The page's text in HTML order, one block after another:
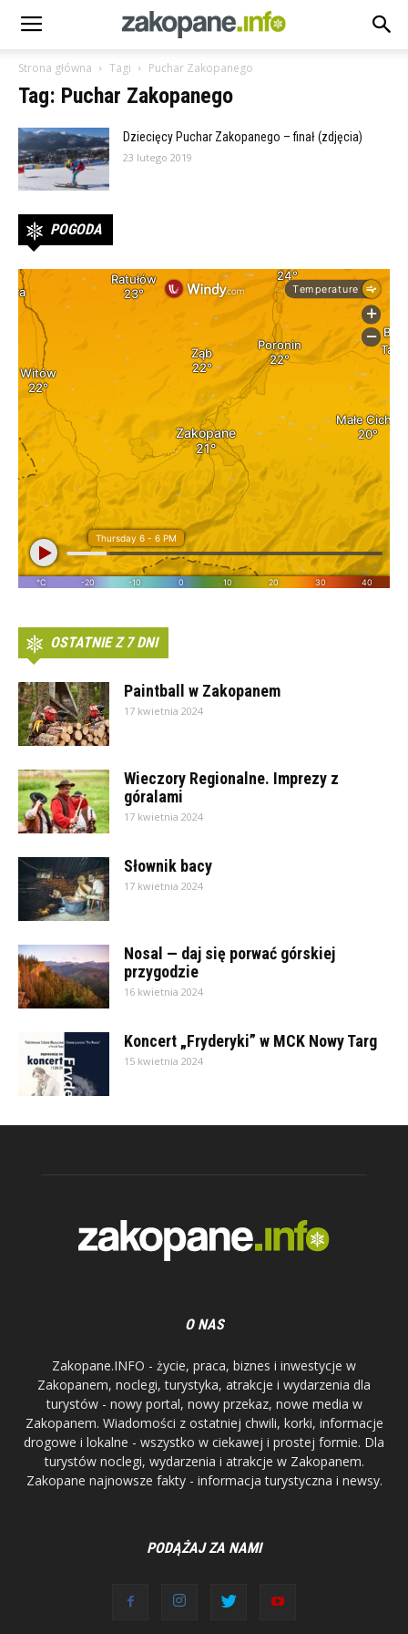
Strona główna Tagi Puchar Zakopanego
Tag: Puchar Zakopanego
Dziecięcy Puchar Zakopanego – finał (zdjęcia)
23 lutego 2019
POGODA
OSTATNIE Z 7 DNI
Paintball w Zakopanem
17 kwietnia 2024
Wieczory Regionalne. Imprezy z
góralami
17 kwietnia 2024
Słownik bacy
17 kwietnia 2024
Nosal — daj się porwać górskiej
przygodzie
16 kwietnia 2024
Koncert „Fryderyki” w MCK Nowy Targ
15 kwietnia 2024
O NAS
Zakopane.INFO - życie, praca, biznes i inwestycje w
Zakopanem, noclegi, turystyka, atrakcje i wydarzenia dla
turystów - nowy portal, nowy przekaz, nowe media w
Zakopanem. Wiadomości z ostatniej chwili, korki, informacje
drogowe i lokalne - wszystko w ciekawej i prostej formie. Dla
turystów noclegi, wydarzenia i atrakcje w Zakopanem.
Zakopane najnowsze fakty - informacja turystyczna i newsy.
PODĄŻAJ ZA NAMI